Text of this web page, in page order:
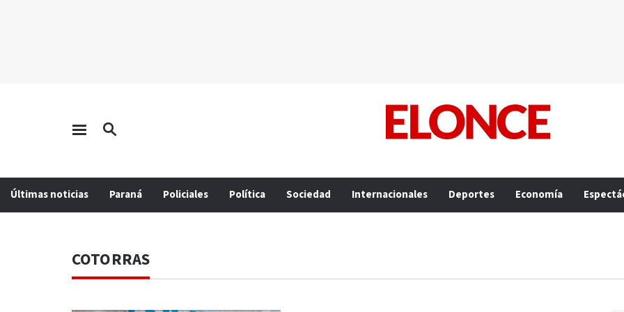
Últimas noticias Paraná Policiales Política Sociedad Internacionales Deportes Economía
COTORRAS